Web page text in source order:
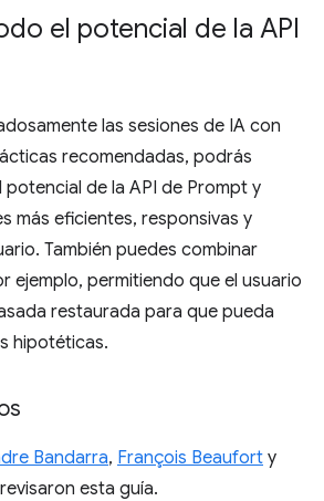
el potencial de la API
las sesiones de IA con
recomendadas, podrás
de la API de Prompt y
más eficientes, responsivas y
También puedes combinar
ejemplo, permitiendo que el usuario
restaurada para que pueda
hipotéticas.
Bandarra, François Beaufort y
revisaron esta guía.